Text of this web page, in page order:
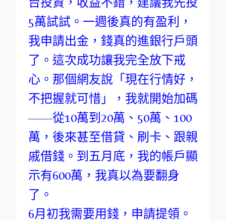
5萬試試。一週後真的有盈利，
我申請出金，錢真的進銀行戶頭
了。這次成功讓我完全放下戒
心。那個網友說「現在行情好，
不把握就可惜」，我就開始加碼
——從10萬到20萬、50萬、100
萬，後來甚至借貸、刷卡、跟親
戚借錢。到五月底，我的帳戶顯
示有600萬，我真以為要翻身
了。
6月初我需要用錢，申請提領。